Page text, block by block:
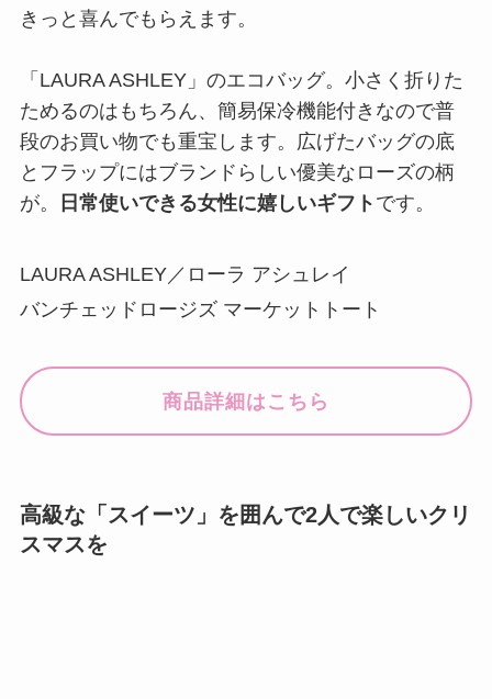
きっと喜んでもらえます。
「LAURA ASHLEY」のエコバッグ。小さく折りた
ためるのはもちろん、簡易保冷機能付きなので普
段のお買い物でも重宝します。広げたバッグの底
とフラップにはブランドらしい優美なローズの柄
が。
日常使いできる女性に嬉しいギフト です。
LAURA ASHLEY／ローラ アシュレイ
バンチェッドロージズ マーケットトート
商品詳細はこちら
高級な「スイーツ」を囲んで2人で楽しいクリ
スマスを